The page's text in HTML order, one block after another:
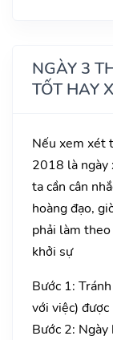
NGÀY 3
TỐT HAY
Nếu xem xét
2018 là ngày
ta cần cân
hoàng đạo,
phải làm
khởi sự
Bước 1:
với việc)
Bước 2: Ngày